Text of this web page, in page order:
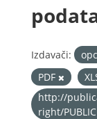
Izdavači:
PDF
http://
right/PUBLIC